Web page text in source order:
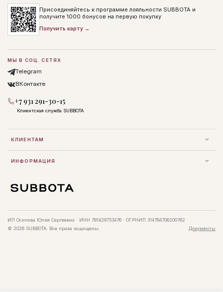
КЛИЕНТАМ
ИНФОРМАЦИЯ
Присоединяйтесь к программе лояльности SUBBOTA и
получите 1000 бонусов на первую покупку
Получить карту →
МЫ В СОЦ. СЕТЯХ
Telegram
ВКонтакте
+7 931 291-30-15
Клиентская служба SUBBOTA
ИП Осипова Юлия Сергеевна · ИНН 781429753476 · ОГРНИП 314784706200762
© 2026 SUBBOTA. Все права защищены.
Документы